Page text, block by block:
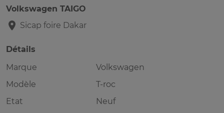
Volkswagen TAIGO
Sicap foire Dakar
Détails
Marque
Volkswagen
Modèle
T-roc
Etat
Neuf